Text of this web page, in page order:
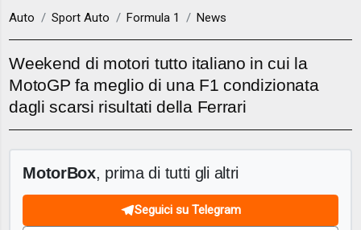
Auto Sport Auto Formula 1 News
Weekend di motori tutto italiano in cui la
MotoGP fa meglio di una F1 condizionata
dagli scarsi risultati della Ferrari
MotorBox, prima di tutti gli altri
Seguici su Telegram